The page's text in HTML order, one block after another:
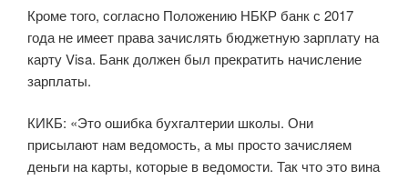
Кроме того, согласно Положению НБКР банк с 2017
года не имеет права зачислять бюджетную зарплату на
карту Visa. Банк должен был прекратить начисление
зарплаты.
КИКБ: «Это ошибка бухгалтерии школы. Они
присылают нам ведомость, а мы просто зачисляем
деньги на карты, которые в ведомости. Так что это вина